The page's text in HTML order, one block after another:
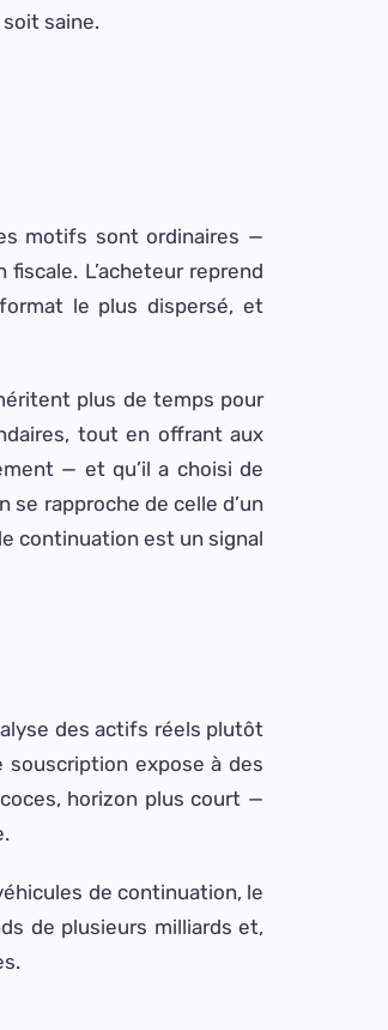
saine.
motifs sont ordinaires —
L’acheteur reprend
le plus dispersé, et
plus de temps pour
tout en offrant aux
— et qu’il a choisi de
se rapproche de celle d’un
continuation est un signal
des actifs réels plutôt
expose à des
horizon plus court —
de continuation, le
de plusieurs milliards et,